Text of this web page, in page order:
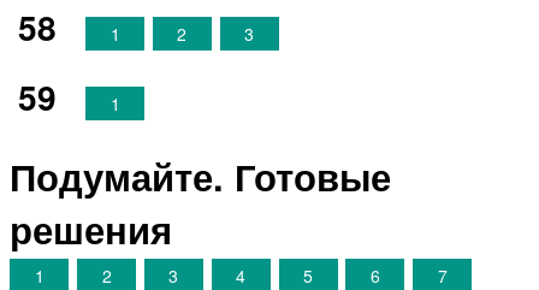
58 1 2 3
59 1
Подумайте. Готовые
решения
1 2 3 4 5 6
7